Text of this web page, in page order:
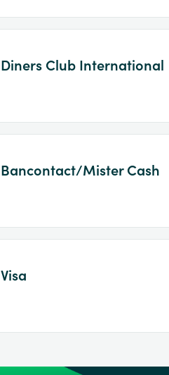
Diners Club International
Bancontact/Mister Cash
Visa